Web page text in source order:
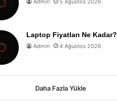
Admin 5 Ağustos 2026
Laptop Fiyatları Ne Kadar?
Admin 4 Ağustos 2026
Daha Fazla Yükle